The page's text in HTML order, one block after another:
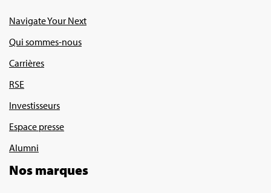
Navigate Your Next
Qui sommes-nous
Carrières
RSE
Investisseurs
Espace presse
Alumni
Nos marques